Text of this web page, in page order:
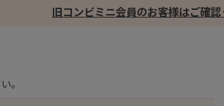
旧コンビミニ会員のお客様はご確
。